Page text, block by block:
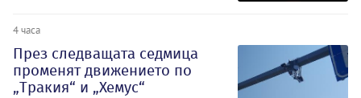
4 часа
През следващата седмица
променят движението по
„Тракия“ и „Хемус“